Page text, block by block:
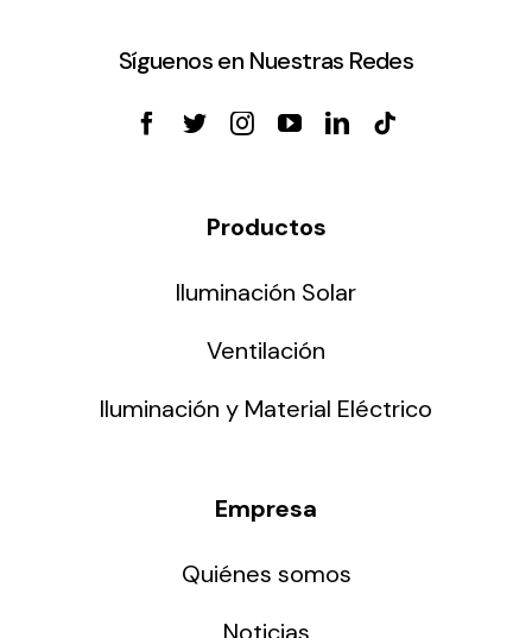
Síguenos en Nuestras Redes
Productos
Iluminación Solar
Ventilación
Iluminación y Material Eléctrico
Empresa
Quiénes somos